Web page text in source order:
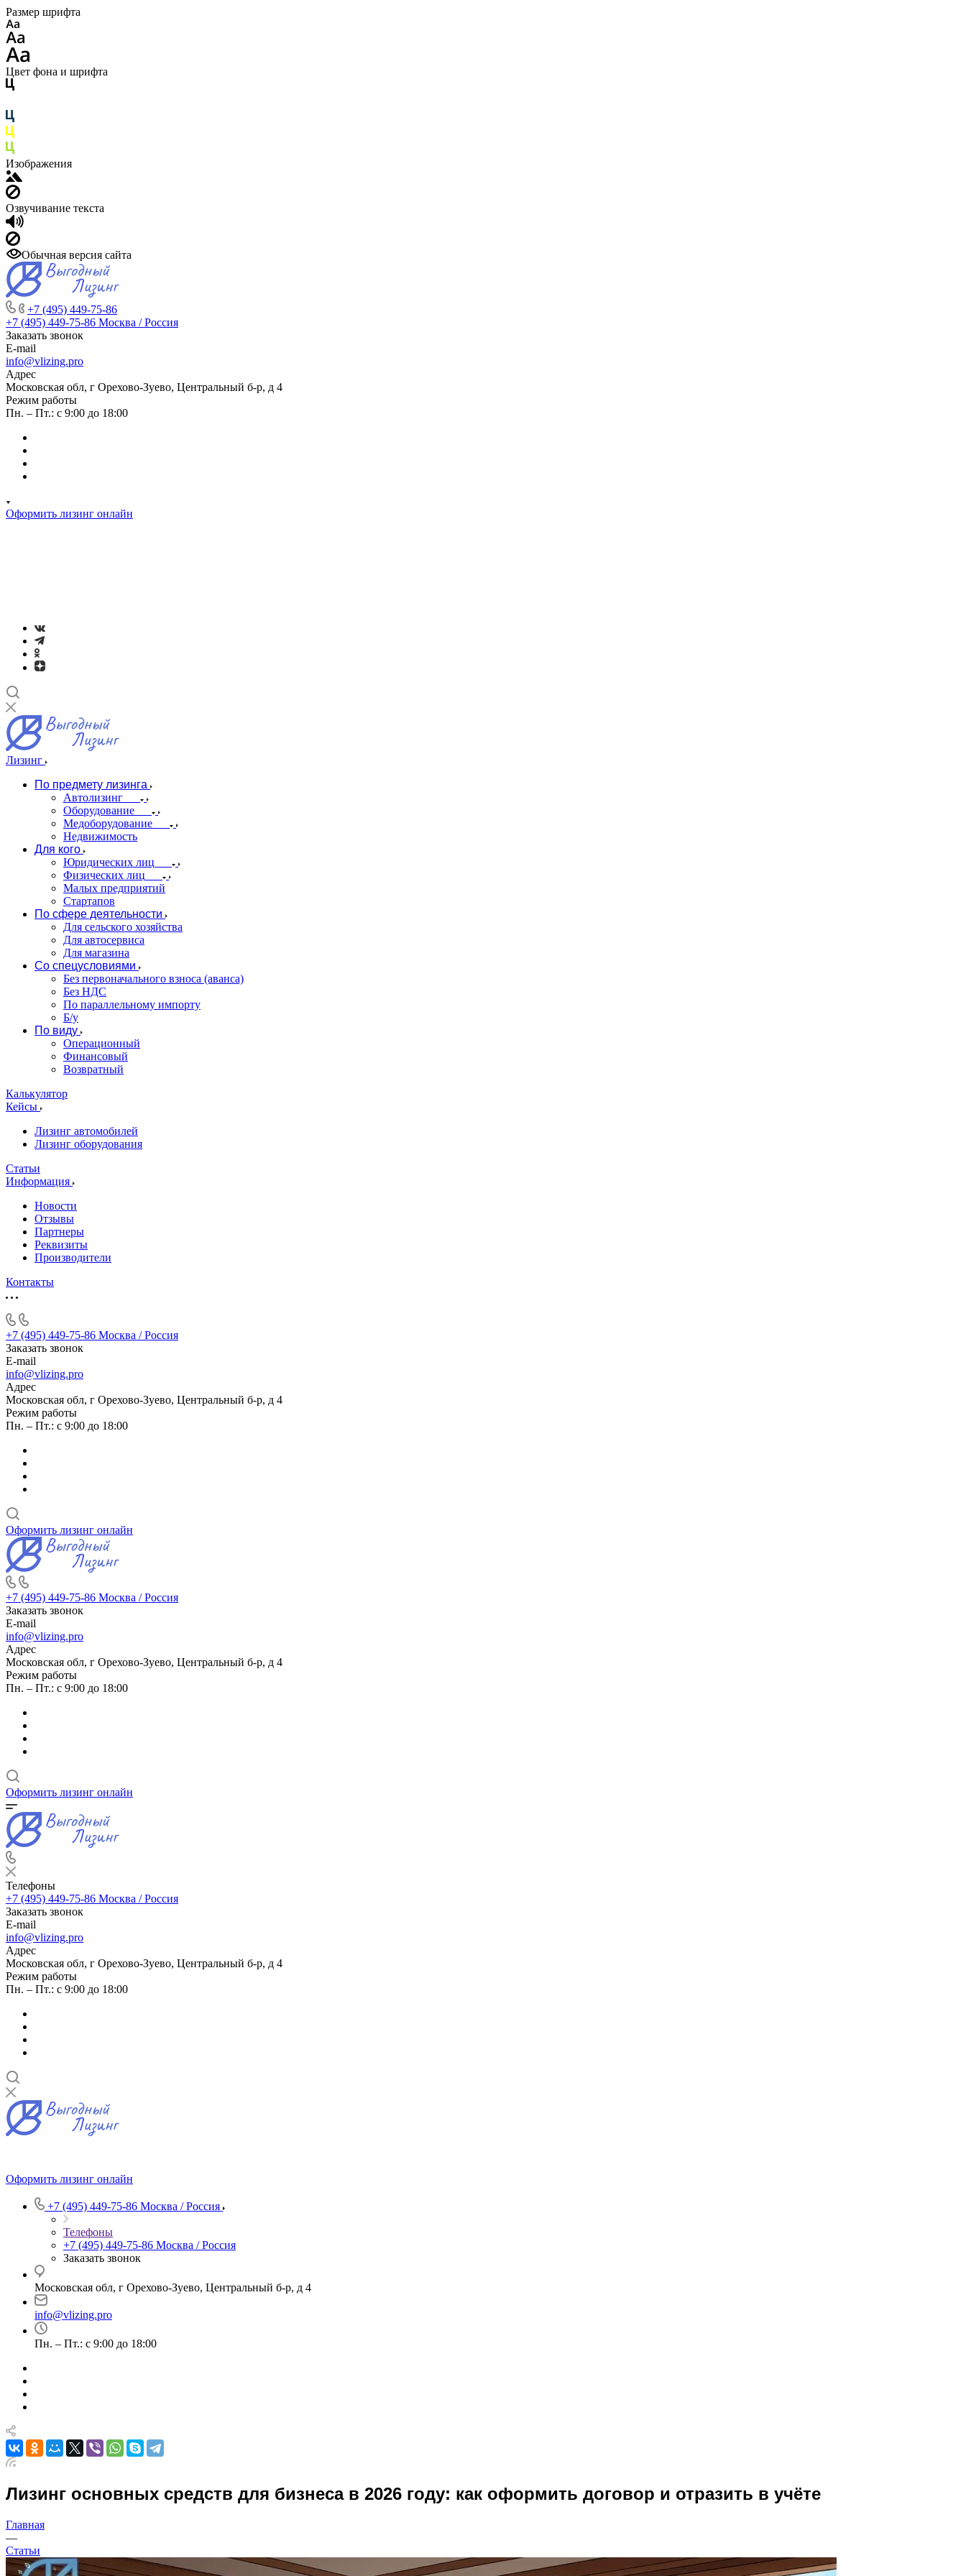
Размер шрифта
Цвет фона и шрифта
Изображения
Озвучивание текста
Обычная версия сайта
+7 (495) 449-75-86
+7 (495) 449-75-86 Москва / Россия
Заказать звонок
E-mail
info@vlizing.pro
Адрес
Московская обл, г Орехово-Зуево, Центральный б-р, д 4
Режим работы
Пн. – Пт.: с 9:00 до 18:00
Оформить лизинг онлайн
Лизинг
По предмету лизинга
Автолизинг
Оборудование
Медоборудование
Недвижимость
Для кого
Юридических лиц
Физических лиц
Малых предприятий
Стартапов
По сфере деятельности
Для сельского хозяйства
Для автосервиса
Для магазина
Со спецусловиями
Без первоначального взноса (аванса)
Без НДС
По параллельному импорту
Б/у
По виду
Операционный
Финансовый
Возвратный
Калькулятор
Кейсы
Лизинг автомобилей
Лизинг оборудования
Статьи
Информация
Новости
Отзывы
Партнеры
Реквизиты
Производители
Контакты
+7 (495) 449-75-86 Москва / Россия
Заказать звонок
E-mail
info@vlizing.pro
Адрес
Московская обл, г Орехово-Зуево, Центральный б-р, д 4
Режим работы
Пн. – Пт.: с 9:00 до 18:00
Оформить лизинг онлайн
+7 (495) 449-75-86 Москва / Россия
Заказать звонок
E-mail
info@vlizing.pro
Адрес
Московская обл, г Орехово-Зуево, Центральный б-р, д 4
Режим работы
Пн. – Пт.: с 9:00 до 18:00
Оформить лизинг онлайн
Телефоны
+7 (495) 449-75-86 Москва / Россия
Заказать звонок
E-mail
info@vlizing.pro
Адрес
Московская обл, г Орехово-Зуево, Центральный б-р, д 4
Режим работы
Пн. – Пт.: с 9:00 до 18:00
Оформить лизинг онлайн
+7 (495) 449-75-86 Москва / Россия
Телефоны
+7 (495) 449-75-86 Москва / Россия
Заказать звонок
Московская обл, г Орехово-Зуево, Центральный б-р, д 4
info@vlizing.pro
Пн. – Пт.: с 9:00 до 18:00
Лизинг основных средств для бизнеса в 2026 году: как оформить договор и отразить в учёте
Главная
—
Статьи